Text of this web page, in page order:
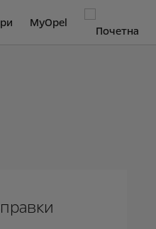
MyOpel